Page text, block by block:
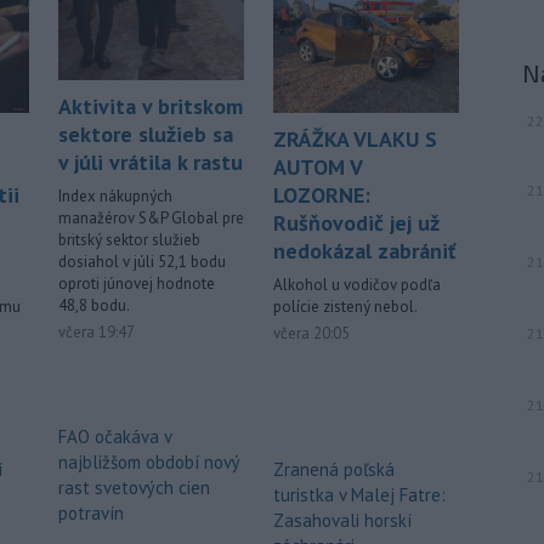
Starosta španielskeho
mesta Ceuta Juan Jesús Vivas v
stredu
požiadal vládu v Madride o
pomoc v súvislosti so stovkami detí,
ktoré zostali v tejto exkláve po
minulotýždňovej migračnej vlne.
15:24 - Teploty v stredu opäť
prekročili 40 stupňov Celzia na
Aktivita v britskom
sektore služieb sa
v júli vrátila k rastu
Index nákupných
manažérov S&P Global pre
britský sektor služieb
dosiahol v júli 52,1 bodu
oproti júnovej hodnote
48,8 bodu.
včera 19:47
FAO očakáva v
najbližšom období nový
rast svetových cien
potravín
ZRÁŽKA VLAKU S
AUTOM V
LOZORNE:
Rušňovodič jej už
nedokázal zabrániť
Alkohol u vodičov podľa
polície zistený nebol.
včera 20:05
Zranená poľská
turistka v Malej Fatre:
Zasahovali horskí